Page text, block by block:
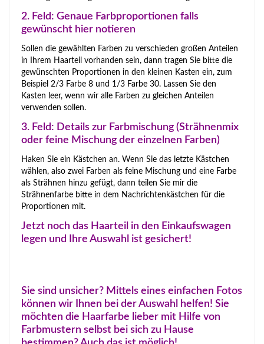
2. Feld: Genaue Farbproportionen falls
gewünscht hier notieren
Sollen die gewählten Farben zu verschieden großen Anteilen
in Ihrem Haarteil vorhanden sein, dann tragen Sie bitte die
gewünschten Proportionen in den kleinen Kasten ein, zum
Beispiel 2/3 Farbe 8 und 1/3 Farbe 30. Lassen Sie den
Kasten leer, wenn wir alle Farben zu gleichen Anteilen
verwenden sollen.
3. Feld: Details zur Farbmischung (Strähnenmix
oder feine Mischung der einzelnen Farben)
Haken Sie ein Kästchen an. Wenn Sie das letzte Kästchen
wählen, also zwei Farben als feine Mischung und eine Farbe
als Strähnen hinzu gefügt, dann teilen Sie mir die
Strähnenfarbe bitte in dem Nachrichtenkästchen für die
Proportionen mit.
Jetzt noch das Haarteil in den Einkaufswagen
legen und Ihre Auswahl ist gesichert!
Sie sind unsicher? Mittels eines einfachen Fotos
können wir Ihnen bei der Auswahl helfen! Sie
möchten die Haarfarbe lieber mit Hilfe von
Farbmustern selbst bei sich zu Hause